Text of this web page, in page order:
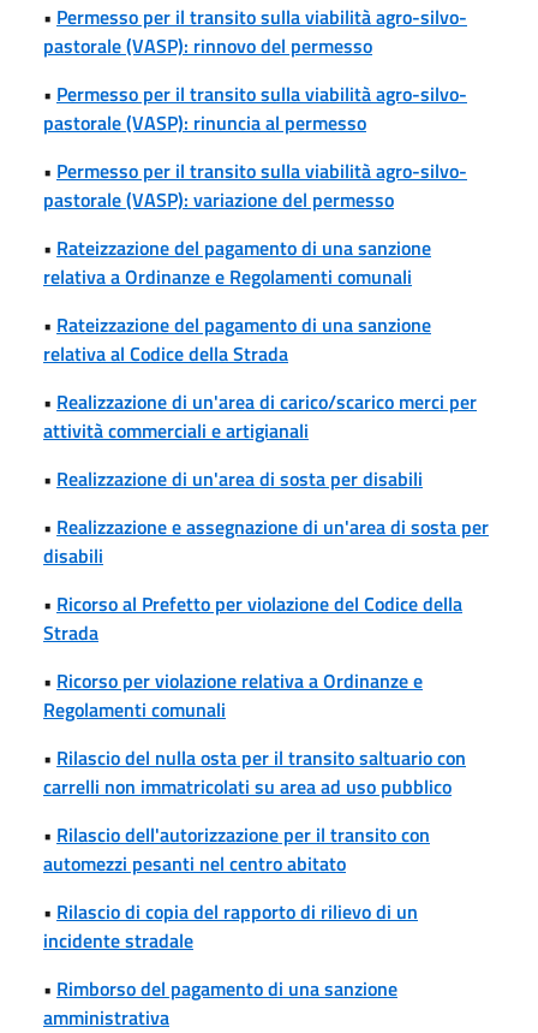
• Permesso per il transito sulla viabilità agro-silvo-
pastorale (VASP): rinnovo del permesso
• Permesso per il transito sulla viabilità agro-silvo-
pastorale (VASP): rinuncia al permesso
• Permesso per il transito sulla viabilità agro-silvo-
pastorale (VASP): variazione del permesso
• Rateizzazione del pagamento di una sanzione
relativa a Ordinanze e Regolamenti comunali
• Rateizzazione del pagamento di una sanzione
relativa al Codice della Strada
• Realizzazione di un'area di carico/scarico merci per
attività commerciali e artigianali
• Realizzazione di un'area di sosta per disabili
• Realizzazione e assegnazione di un'area di sosta per
disabili
• Ricorso al Prefetto per violazione del Codice della
Strada
• Ricorso per violazione relativa a Ordinanze e
Regolamenti comunali
• Rilascio del nulla osta per il transito saltuario con
carrelli non immatricolati su area ad uso pubblico
• Rilascio dell'autorizzazione per il transito con
automezzi pesanti nel centro abitato
• Rilascio di copia del rapporto di rilievo di un
incidente stradale
• Rimborso del pagamento di una sanzione
amministrativa